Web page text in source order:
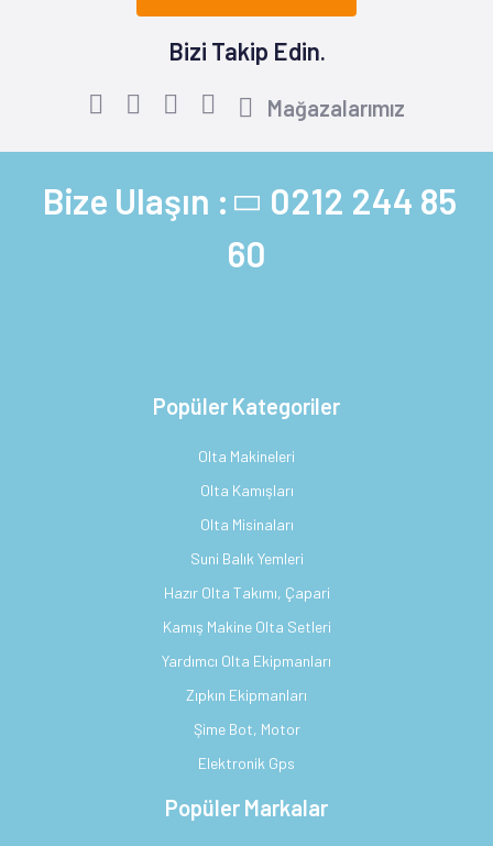
Bizi Takip Edin.
Mağazalarımız
Bize Ulaşın : 0212 244 85
60
Popüler Kategoriler
Olta Makineleri
Olta Kamışları
Olta Misinaları
Suni Balık Yemleri
Hazır Olta Takımı, Çapari
Kamış Makine Olta Setleri
Yardımcı Olta Ekipmanları
Zıpkın Ekipmanları
Şime Bot, Motor
Elektronik Gps
Popüler Markalar